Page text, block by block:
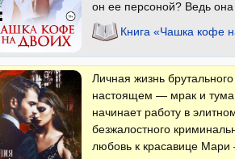
он ее персоной? Ведь
Книга «Чашка кофе
Личная жизнь
настоящем — мрак и
начинает работу в
безжалостного
любовь к красавице